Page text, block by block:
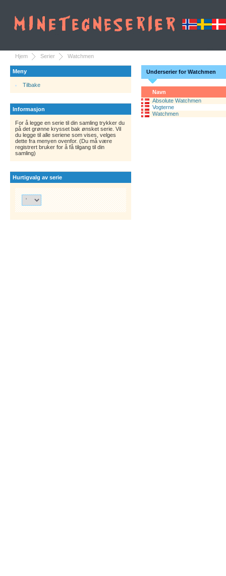
Hjem Serier Watchmen
Meny
Tilbake
Informasjon
For å legge en serie til din samling trykker du
på det grønne krysset bak ønsket serie. Vil
du legge til alle seriene som vises, velges
dette fra menyen ovenfor. (Du må være
registrert bruker for å få tilgang til din
samling)
Hurtigvalg av serie
Underserier for Watchmen
Navn
Absolute Watchmen
Vogterne
Watchmen